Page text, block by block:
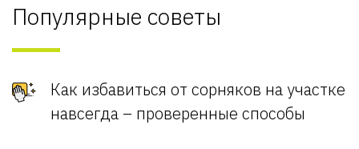
Популярные советы
Как избавиться от сорняков на участке
навсегда – проверенные способы